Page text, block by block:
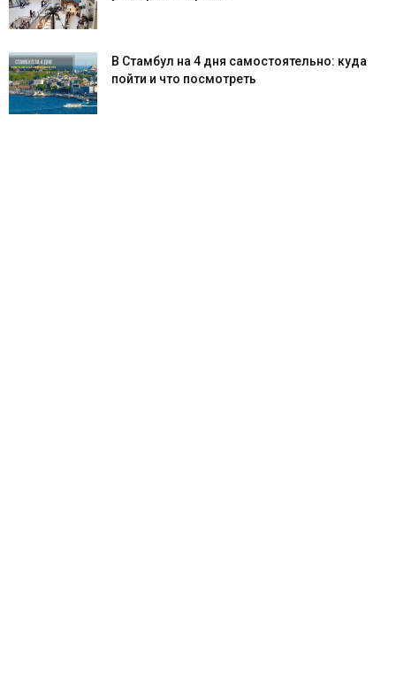
В Стамбул на 4 дня самостоятельно: куда
пойти и что посмотреть